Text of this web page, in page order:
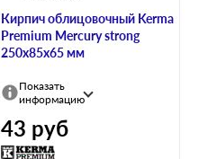
Кирпич облицовочный Kerma
Premium Mercury strong
250х85х65 мм
Показать
информацию
43 руб